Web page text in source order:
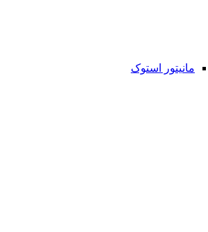
مانیتور استوک